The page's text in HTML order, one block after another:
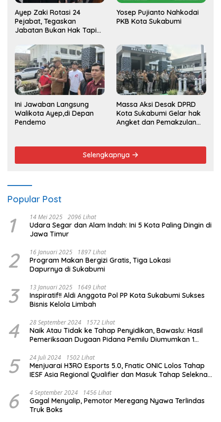
Ayep Zaki Rotasi 24
Pejabat, Tegaskan
Jabatan Bukan Hak Tapi
Yosep Pujianto Nahkodai
PKB Kota Sukabumi
Ini Jawaban Langsung
Walikota Ayep,di Depan
Pendemo
Massa Aksi Desak DPRD
Kota Sukabumi Gelar hak
Angket dan Pemakzulan
Selengkapnya
Popular Post
1 14 Mei 2025 2096 Lihat
Udara Segar dan Alam Indah: Ini 5 Kota Paling Dingin di
Jawa Timur
2 16 Januari 2025 1897 Lihat
Program Makan Bergizi Gratis, Tiga Lokasi
Dapurnya di Sukabumi
3 13 Januari 2025 1649 Lihat
Inspiratif!! Aldi Anggota Pol PP Kota Sukabumi Sukses
Bisnis Kelola Limbah
4 28 September 2024 1572 Lihat
Naik Atau Tidak ke Tahap Penyidikan, Bawaslu: Hasil
Pemeriksaan Dugaan Pidana Pemilu Diumumkan 1
5 24 Juli 2024 1502 Lihat
Menjuarai H3RO Esports 5.0, Fnatic ONIC Lolos Tahap
IESF Asia Regional Qualifier dan Masuk Tahap Seleknas
6 4 September 2024 1456 Lihat
Gagal Menyalip, Pemotor Meregang Nyawa Terlindas
Truk Boks